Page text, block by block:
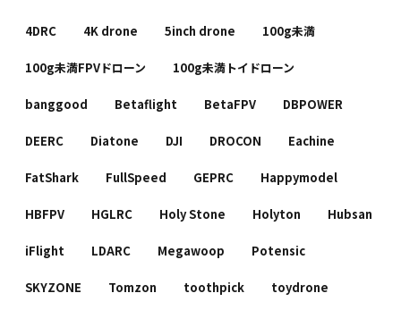
4DRC 4K drone 5inch drone 100g未満
100g未満FPVドローン 100g未満トイドローン
banggood Betaflight BetaFPV DBPOWER
DEERC Diatone DJI DROCON Eachine
FatShark FullSpeed GEPRC Happymodel
HBFPV HGLRC Holy Stone Holyton Hubsan
iFlight LDARC Megawoop Potensic
SKYZONE Tomzon toothpick toydrone